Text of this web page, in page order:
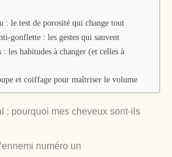
: le test de porosité qui change tout
gonflette : les gestes qui sauvent
les habitudes à changer (et celles à
et coiffage pour maîtriser le volume
: pourquoi mes cheveux sont-ils
numéro un